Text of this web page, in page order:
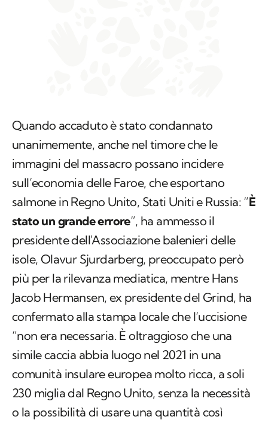
Quando accaduto è stato condannato
unanimemente, anche nel timore che le
immagini del massacro possano incidere
sull’economia delle Faroe, che esportano
salmone in Regno Unito, Stati Uniti e Russia: “È
stato un grande errore”, ha ammesso il
presidente dell'Associazione balenieri delle
isole, Olavur Sjurdarberg, preoccupato però
più per la rilevanza mediatica, mentre Hans
Jacob Hermansen, ex presidente del Grind, ha
confermato alla stampa locale che l’uccisione
“non era necessaria. È oltraggioso che una
simile caccia abbia luogo nel 2021 in una
comunità insulare europea molto ricca, a soli
230 miglia dal Regno Unito, senza la necessità
o la possibilità di usare una quantità così